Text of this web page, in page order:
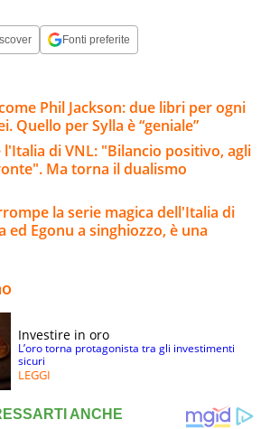
Fonti preferite
Phil Jackson: due libri per ogni
Quello per Sylla è “geniale”
di VNL: "Bilancio positivo, agli
Ma torna il dualismo
la serie magica dell'Italia di
ed Egonu a singhiozzo, è una
Investire in oro
L’oro torna protagonista tra gli investimenti
sicuri
LEGGI